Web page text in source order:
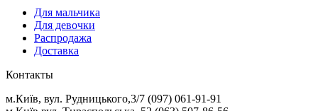
Для мальчика
Для девочки
Распродажа
Доставка
Контакты
м.Київ, вул. Рудницького,3/7 (097) 061-91-91